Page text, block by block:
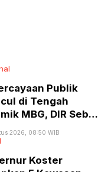
Publik
di Tengah
MBG, DIR Sebut
Baru
2026, 08:50 WIB
Koster